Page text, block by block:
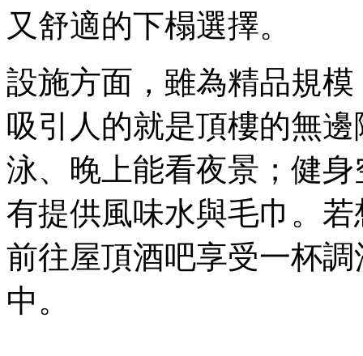
又舒適的下榻選擇。
設施方面，雖為精品規
吸引人的就是頂樓的無
泳、晚上能看夜景；健
有提供風味水與毛巾。
前往屋頂酒吧享受一杯
中。